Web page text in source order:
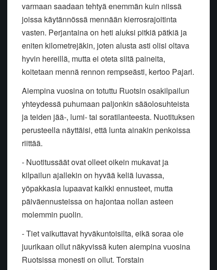
varmaan saadaan tehtyä enemmän kuin niissä
joissa käytännössä mennään kierrosrajoitinta
vasten. Perjantaina on heti aluksi pitkiä pätkiä ja
eniten kilometrejäkin, joten alusta asti olisi oltava
hyvin hereillä, mutta ei oteta siitä paineita,
koitetaan mennä rennon rempseästi, kertoo Pajari.
Aiempina vuosina on totuttu Ruotsin osakilpailun
yhteydessä puhumaan paljonkin sääolosuhteista
ja teiden jää-, lumi- tai soratilanteesta. Nuotituksen
perusteella näyttäisi, että lunta ainakin penkoissa
riittää.
- Nuotitussäät ovat olleet oikein mukavat ja
kilpailun ajallekin on hyvää keliä luvassa,
yöpakkasia lupaavat kaikki ennusteet, mutta
päiväennusteissa on hajontaa nollan asteen
molemmin puolin.
- Tiet vaikuttavat hyväkuntoisilta, eikä soraa ole
juurikaan ollut näkyvissä kuten aiempina vuosina
Ruotsissa monesti on ollut. Torstain